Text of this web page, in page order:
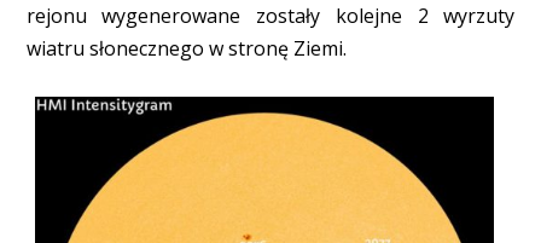
rejonu wygenerowane zostały kolejne 2 wyrzuty
wiatru słonecznego w stronę Ziemi.